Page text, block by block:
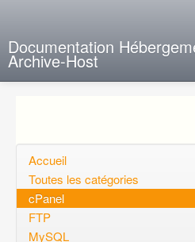
Documentation
Archive-Host
Questions ouvertes
Voulez-vous vous inscrire?
Accueil
Toutes les catégories
cPanel
FTP
MySQL